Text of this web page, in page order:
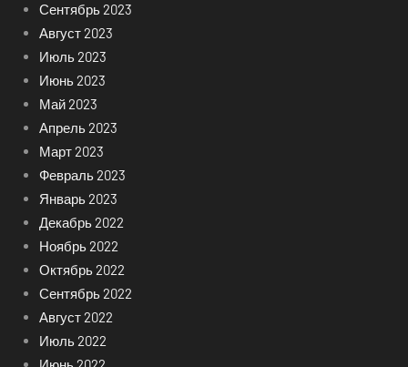
Сентябрь 2023
Август 2023
Июль 2023
Июнь 2023
Май 2023
Апрель 2023
Март 2023
Февраль 2023
Январь 2023
Декабрь 2022
Ноябрь 2022
Октябрь 2022
Сентябрь 2022
Август 2022
Июль 2022